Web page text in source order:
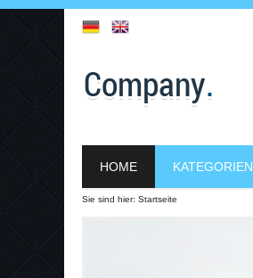
HOME KATEGORIEN
Sie sind hier: Startseite